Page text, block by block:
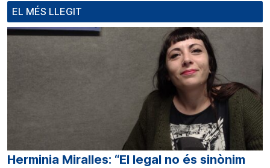
EL MÉS LLEGIT
Herminia Miralles: “El legal no és sinònim